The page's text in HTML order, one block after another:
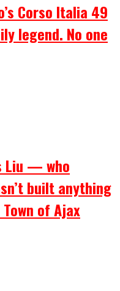
Corso Italia 49
legend. No one
Liu — who
built anything
of Ajax